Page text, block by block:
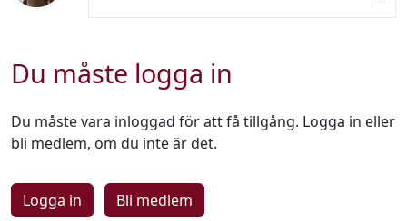
Du måste logga in
Du måste vara inloggad för att få tillgång. Logga in eller
bli medlem, om du inte är det.
Logga in